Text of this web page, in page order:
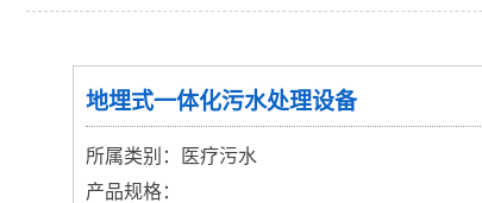
地埋式一体化污水处理设备
所属类别：医疗污水
产品规格：